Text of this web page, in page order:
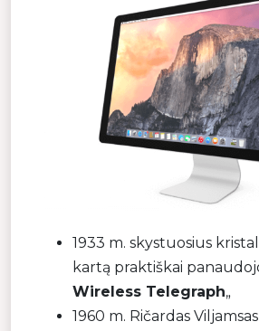
1933 m. skystuosius
kartą praktiškai
Wireless Telegraph„
1960 m. Ričardas